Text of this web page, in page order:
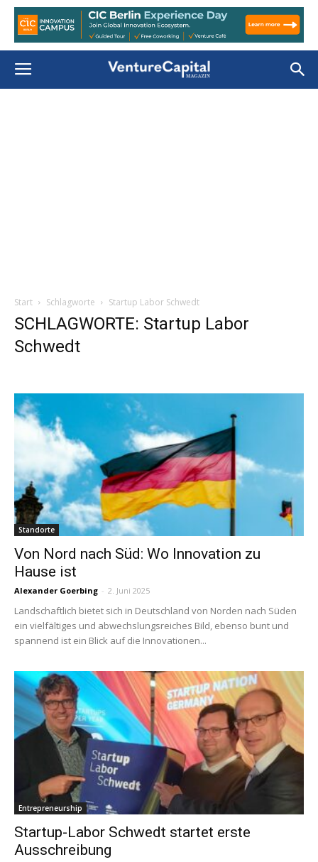
Start Schlagworte Startup Labor Schwedt
SCHLAGWORTE: Startup Labor
Schwedt
Standorte
Von Nord nach Süd: Wo Innovation zu
Hause ist
Alexander Goerbing - 2. Juni 2025
Landschaftlich bietet sich in Deutschland von Norden nach Süden
ein vielfältiges und abwechslungsreiches Bild, ebenso bunt und
spannend ist ein Blick auf die Innovationen...
Entrepreneurship
Startup-Labor Schwedt startet erste
Ausschreibung